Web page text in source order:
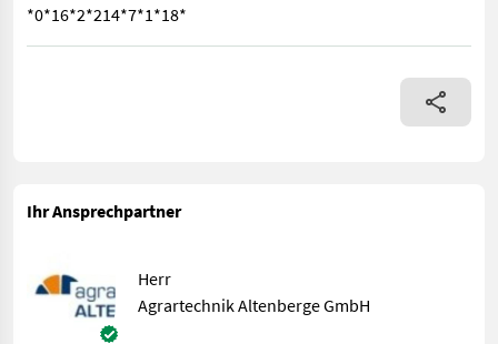
*0*16*2*214*7*1*18*
Klimaanlage, Zentralschmieranlage, DualTec, Q-Fit
Ihr Ansprechpartner
Herr
Agrartechnik Altenberge GmbH